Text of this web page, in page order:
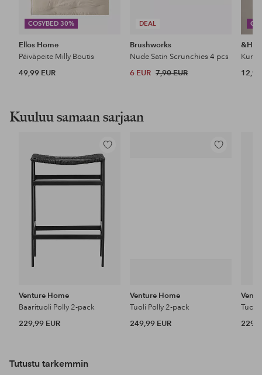
COSYBED 30%
Ellos Home
Päiväpeite Milly Boutis
49,99 EUR
DEAL
Brushworks
Nude Satin Scrunchies 4 pcs
6 EUR 7,90 EUR 12,99
Kuuluu samaan sarjaan
Lisää
suosikkeihin
Venture Home
Baarituoli Polly 2-pack
229,99 EUR
Lisää
Venture Home
Tuoli Polly 2-pack
249,99 EUR
Tuoli
Tutustu tarkemmin